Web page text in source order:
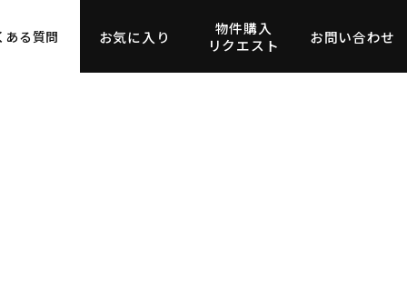
ある質問 お気に入り
物件購入
リクエスト
お問い合わせ